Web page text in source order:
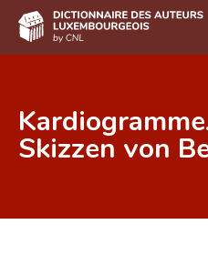
DE
Skizzen von